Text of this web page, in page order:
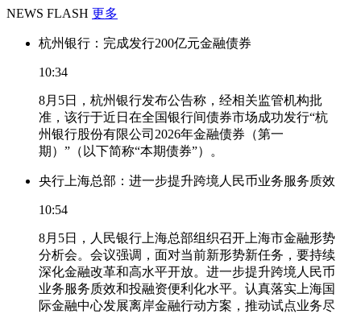
NEWS FLASH 更多
杭州银行：完成发行200亿元金融债券
10:34
8月5日，杭州银行发布公告称，经相关监管机构批
准，该行于近日在全国银行间债券市场成功发行“杭
州银行股份有限公司2026年金融债券（第一
期）”（以下简称“本期债券”）。
央行上海总部：进一步提升跨境人民币业务服务质效
10:54
8月5日，人民银行上海总部组织召开上海市金融形势
分析会。会议强调，面对当前新形势新任务，要持续
深化金融改革和高水平开放。进一步提升跨境人民币
业务服务质效和投融资便利化水平。认真落实上海国
际金融中心发展离岸金融行动方案，推动试点业务尽